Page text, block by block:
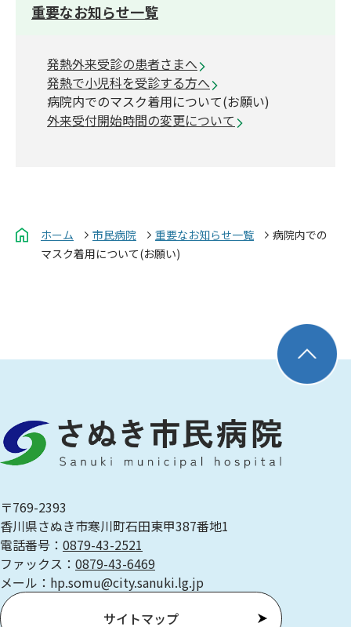
重要なお知らせ一覧
発熱外来受診の患者さまへ
発熱で小児科を受診する方へ
病院内でのマスク着用について(お願い)
外来受付開始時間の変更について
ホーム 市民病院 重要なお知らせ一覧
病院内での
マスク着用について(お願い)
〒769-2393
香川県さぬき市寒川町石田東甲387番地1
電話番号： 0879-43-2521
ファックス： 0879-43-6469
メール：hp.somu@city.sanuki.lg.jp
サイトマップ